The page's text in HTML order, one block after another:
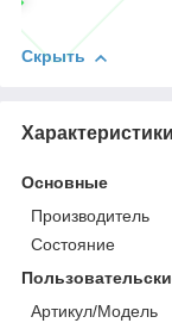
Скрыть
Характеристики
Основные
Производитель
Состояние
Артикул/Модель